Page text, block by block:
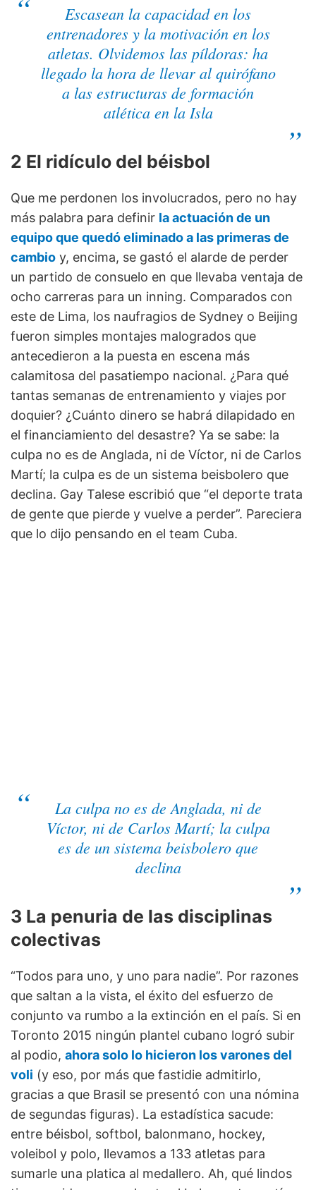
Escasean la capacidad en los
entrenadores y la motivación en los
atletas. Olvidemos las píldoras: ha
llegado la hora de llevar al quirófano
a las estructuras de formación
atlética en la Isla
2 El ridículo del béisbol
Que me perdonen los involucrados, pero no hay
más palabra para definir la actuación de un
equipo que quedó eliminado a las primeras de
cambio y, encima, se gastó el alarde de perder
un partido de consuelo en que llevaba ventaja de
ocho carreras para un inning. Comparados con
este de Lima, los naufragios de Sydney o Beijing
fueron simples montajes malogrados que
antecedieron a la puesta en escena más
calamitosa del pasatiempo nacional. ¿Para qué
tantas semanas de entrenamiento y viajes por
doquier? ¿Cuánto dinero se habrá dilapidado en
el financiamiento del desastre? Ya se sabe: la
culpa no es de Anglada, ni de Víctor, ni de Carlos
Martí; la culpa es de un sistema beisbolero que
declina. Gay Talese escribió que “el deporte trata
de gente que pierde y vuelve a perder”. Pareciera
que lo dijo pensando en el team Cuba.
La culpa no es de Anglada, ni de
Víctor, ni de Carlos Martí; la culpa
es de un sistema beisbolero que
declina
3 La penuria de las disciplinas
colectivas
“Todos para uno, y uno para nadie”. Por razones
que saltan a la vista, el éxito del esfuerzo de
conjunto va rumbo a la extinción en el país. Si en
Toronto 2015 ningún plantel cubano logró subir
al podio, ahora solo lo hicieron los varones del
voli (y eso, por más que fastidie admitirlo,
gracias a que Brasil se presentó con una nómina
de segundas figuras). La estadística sacude:
entre béisbol, softbol, balonmano, hockey,
voleibol y polo, llevamos a 133 atletas para
sumarle una platica al medallero. Ah, qué lindos